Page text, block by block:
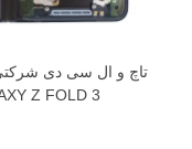
تاچ و ال سی دی
Z FOLD 3